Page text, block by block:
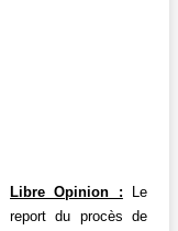
Libre Opinion : Le
report du procès de